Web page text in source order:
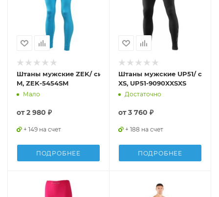
Штаны мужские ZEK/ синтетика/ голубой/ S-
M, ZEK-5454SM
Мало
от2 980 ₽
+ 149 на счет
ПОДРОБНЕЕ
Штаны мужские UP51/
XS, UP51-9090XXSXS
Достаточно
от3 760 ₽
+ 188 на счет
ПОДРОБНЕЕ